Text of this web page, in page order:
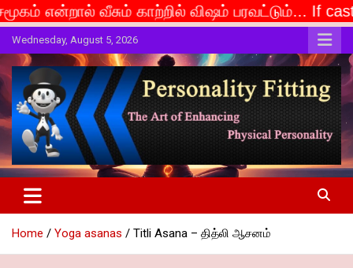
காற்றில் விஷம் பரவட்டும்... If caste is deemed
Skip
to
content
Wednesday, August 5, 2026
Personality Fitting
The Art of Enhancing Physical Personality
Home Yoga asanas Titli Asana – தித்லி ஆசனம்